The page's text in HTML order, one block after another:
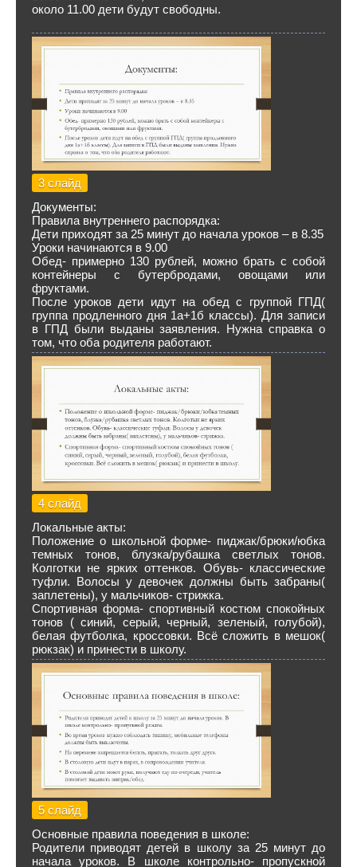
около 11.00 дети будут свободны.
3 слайд
Документы:
Правила внутреннего распорядка:
Дети приходят за 25 минут до начала уроков – в 8.35
Уроки начинаются в 9.00
Обед- примерно 130 рублей, можно брать с собой
контейнеры с бутербродами, овощами или
фруктами.
После уроков дети идут на обед с группой ГПД(
группа продленного дня 1а+1б классы). Для записи
в ГПД были выданы заявления. Нужна справка о
том, что оба родителя работают.
4 слайд
Локальные акты:
Положение о школьной форме- пиджак/брюки/юбка
темных тонов, блузка/рубашка светлых тонов.
Колготки не ярких оттенков. Обувь- классические
туфли. Волосы у девочек должны быть забраны(
заплетены), у мальчиков- стрижка.
Спортивная форма- спортивный костюм спокойных
тонов ( синий, серый, черный, зеленый, голубой),
белая футболка, кроссовки. Всё сложить в мешок(
рюкзак) и принести в школу.
5 слайд
Основные правила поведения в школе:
Родители приводят детей в школу за 25 минут до
начала уроков. В школе контрольно- пропускной